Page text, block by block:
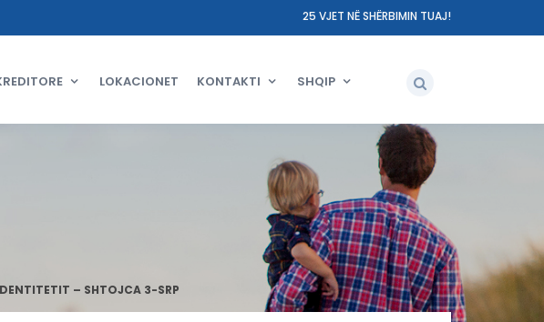
25 VJET NË SHËRBIMIN TUAJ!
LOKACIONET KONTAKTI SHQIP
– SHTOJCA 3-SRP